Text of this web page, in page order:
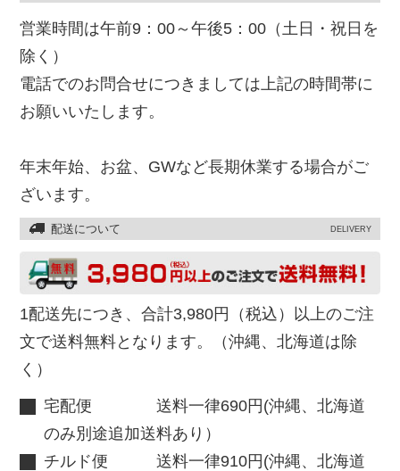
営業時間は午前9：00～午後5：00（土日・祝日を
除く）
電話でのお問合せにつきましては上記の時間帯に
お願いいたします。
年末年始、お盆、GWなど長期休業する場合がご
ざいます。
配送について DELIVERY
1配送先につき、合計3,980円（税込）以上のご注
文で送料無料となります。（沖縄、北海道は除
く）
宅配便 送料一律690円(沖縄、北海道
のみ別途追加送料あり）
チルド便 送料一律910円(沖縄、北海道